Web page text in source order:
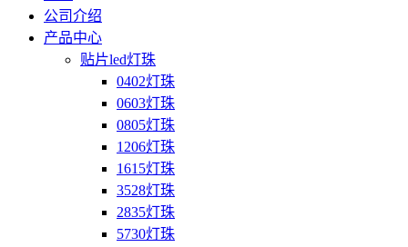
公司介绍
产品中心
贴片led灯珠
0402灯珠
0603灯珠
0805灯珠
1206灯珠
1615灯珠
3528灯珠
2835灯珠
5730灯珠